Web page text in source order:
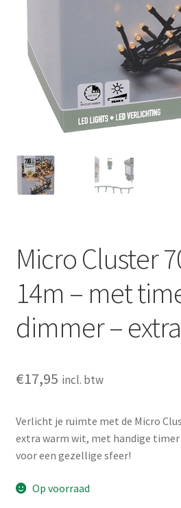
Sport
Micro Cluster
14m – met
dimmer –
€17,95 incl. btw
Verlicht je ruimte met de Micro
extra warm wit, met handige
voor een gezellige sfeer!
Op voorraad